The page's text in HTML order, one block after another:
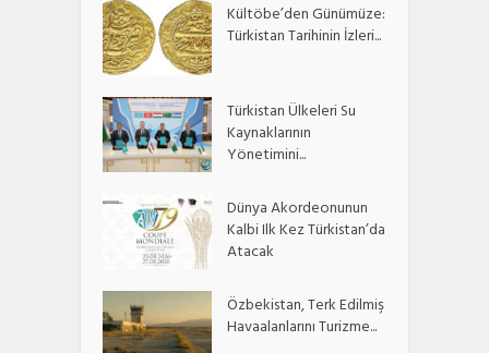
Kültöbe’den Günümüze:
Türkistan Tarihinin İzleri...
Türkistan Ülkeleri Su
Kaynaklarının
Yönetimini...
Dünya Akordeonunun
Kalbi Ilk Kez Türkistan’da
Atacak
Özbekistan, Terk Edilmiş
Havaalanlarını Turizme...